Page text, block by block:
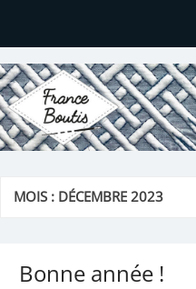
France Boutis
Le site de France Boutis
MOIS : DÉCEMBRE 2023
Bonne année !